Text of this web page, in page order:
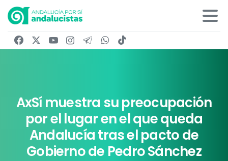
AxSí muestra supreocupación
porellugarenelquequeda
Andalucíatraselpactode
Gobiernode PedroSánchez